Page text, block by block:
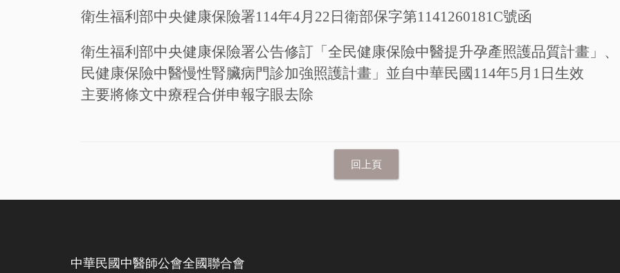
衛生福利部中央健康保險署114年4月 22 日衛部保字第1141260181C號函
衛生福利部中央健康保險署公告修訂「全民健康保險中醫提升孕產照護品質計畫」
民健康保險中醫慢性腎臟病門診加強照護計畫」並自中華民國 114年5月 1 日生效
主要將條文中療程合併申報字眼去除
中華民國中醫師公會全國聯合會